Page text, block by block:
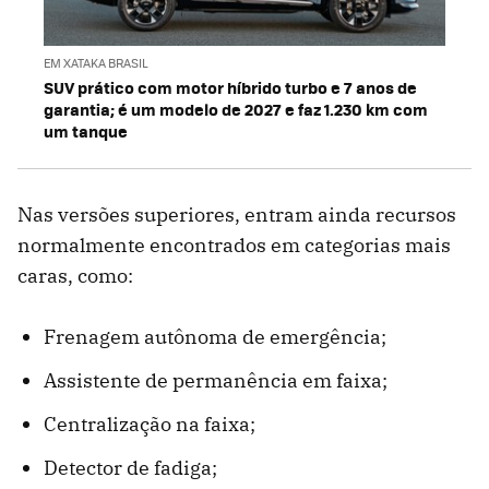
EM XATAKA BRASIL
SUV prático com motor híbrido turbo e 7 anos de
garantia; é um modelo de 2027 e faz 1.230 km com
um tanque
Nas versões superiores, entram ainda recursos
normalmente encontrados em categorias mais
caras, como:
Frenagem autônoma de emergência;
Assistente de permanência em faixa;
Centralização na faixa;
Detector de fadiga;